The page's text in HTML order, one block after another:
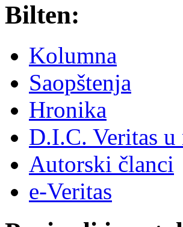
Bilten:
Kolumna
Saopštenja
Hronika
D.I.C. Veritas
Autorski članci
e-Veritas